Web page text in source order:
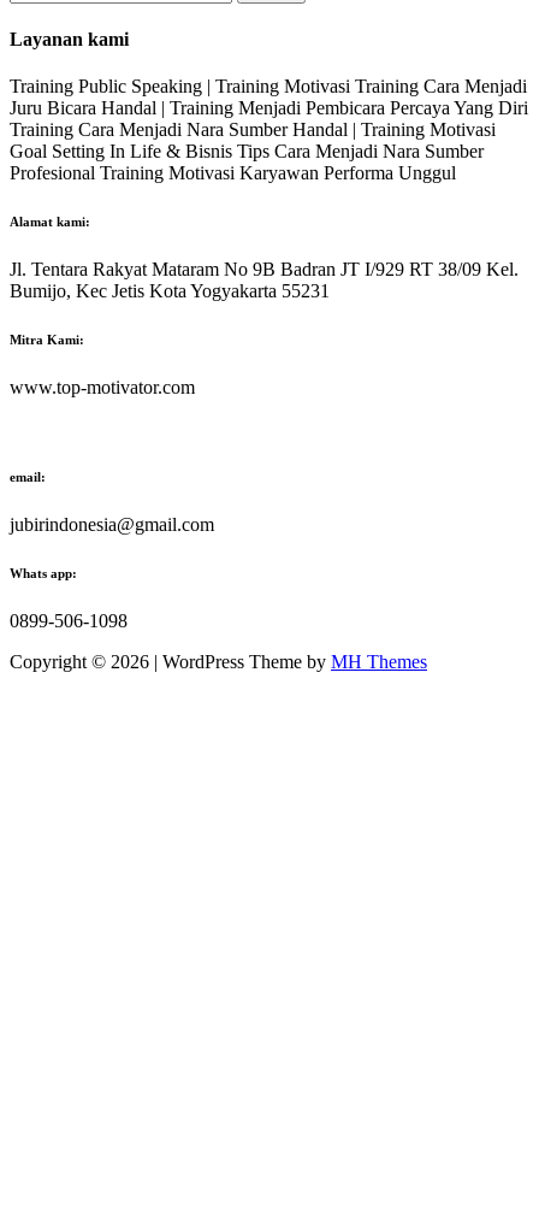
for:
Layanan kami
Training Public Speaking | Training Motivasi Training Cara Menjadi
Juru Bicara Handal | Training Menjadi Pembicara Percaya Yang Diri
Training Cara Menjadi Nara Sumber Handal | Training Motivasi
Goal Setting In Life & Bisnis Tips Cara Menjadi Nara Sumber
Profesional Training Motivasi Karyawan Performa Unggul
Alamat kami:
Jl. Tentara Rakyat Mataram No 9B Badran JT I/929 RT 38/09 Kel.
Bumijo, Kec Jetis Kota Yogyakarta 55231
Mitra Kami:
www.top-motivator.com
email:
jubirindonesia@gmail.com
Whats app:
0899-506-1098
Copyright © 2026 | WordPress Theme by MH Themes